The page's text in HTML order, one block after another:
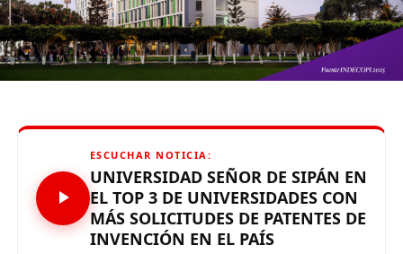
Source link
Comparte esto:
RELATED TOPICS:
ESCUCHAR NOTICIA:
UNIVERSIDAD SEÑOR DE SIPÁN EN
EL TOP 3 DE UNIVERSIDADES CON
MÁS SOLICITUDES DE PATENTES DE
INVENCIÓN EN EL PAÍS